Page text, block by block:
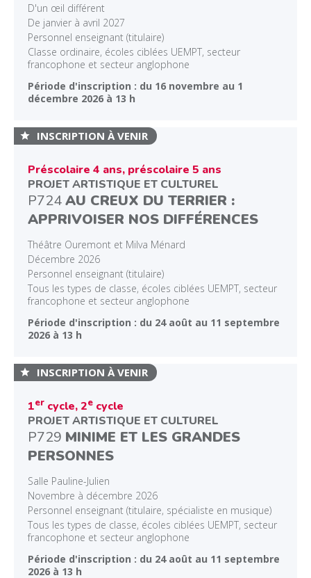
D'un œil différent
De janvier à avril 2027
Personnel enseignant (titulaire)
Classe ordinaire, écoles ciblées UEMPT, secteur
francophone et secteur anglophone
Période d'inscription : du 16 novembre au 1
décembre 2026 à 13 h
Préscolaire 4 ans, préscolaire 5 ans
PROJET ARTISTIQUE ET CULTUREL
P724AU CREUX DU TERRIER :
APPRIVOISER NOS DIFFÉRENCES
Théâtre Ouremont et Milva Ménard
Décembre 2026
Personnel enseignant (titulaire)
Tous les types de classe, écoles ciblées UEMPT, secteur
francophone et secteur anglophone
Période d'inscription : du 24 août au 11 septembre
2026 à 13 h
INSCRIPTION À VENIR
1er cycle, 2e cycle
PROJET ARTISTIQUE ET CULTUREL
P729 MINIME ET LES GRANDES
PERSONNES
Salle Pauline-Julien
Novembre à décembre 2026
Personnel enseignant (titulaire, spécialiste en musique)
Tous les types de classe, écoles ciblées UEMPT, secteur
francophone et secteur anglophone
Période d'inscription : du 24 août au 11 septembre
2026 à 13 h
INSCRIPTION À VENIR